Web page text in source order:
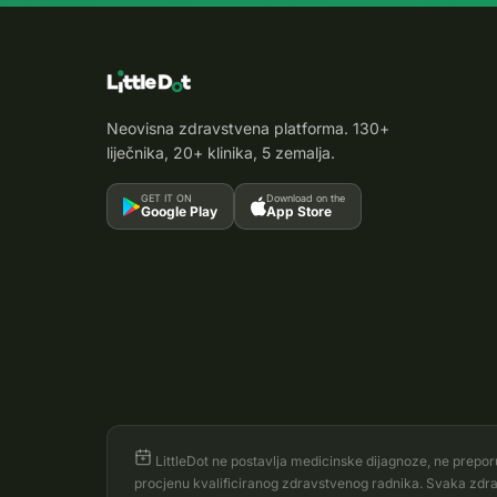
Neovisna zdravstvena platforma. 130+
liječnika, 20+ klinika, 5 zemalja.
GET IT ON
Google Play
Download on the
App Store
LittleDot ne postavlja medicinske dijagnoze, ne
procjenu kvalificiranog zdravstvenog radnika. Svaka